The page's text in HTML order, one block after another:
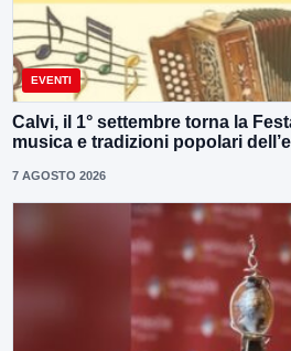
EVENTI
Calvi, il 1° settembre torna la
musica e tradizioni popolari
7 AGOSTO 2026